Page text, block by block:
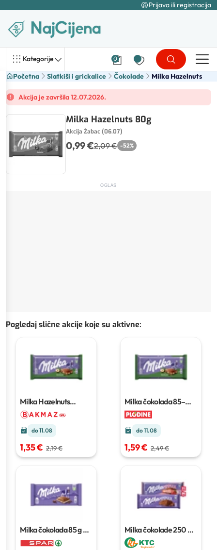
Prijava ili registracija
Kategorije 0
Početna Slatkiši i grickalice Čokolade Milka Hazelnuts
Akcija je završila 12.07.2026.
Milka Hazelnuts 80g
Akcija Žabac (06.07)
0,99 €2,09 € -52%
OGLAS
Pogledaj slične akcije koje su aktivne:
Milka Hazelnuts
čokolada 80 g
do 11.08
1,35 € 2,19 €
Milka čokolada85–
100 g
do 11.08
1,59 € 2,49 €
Milka čokolada85 g do
100 g
Milka čokolade250 g -
300 g